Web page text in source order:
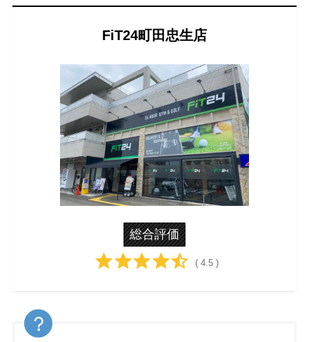
FiT24町田忠生店
総合評価
( 4.5 )